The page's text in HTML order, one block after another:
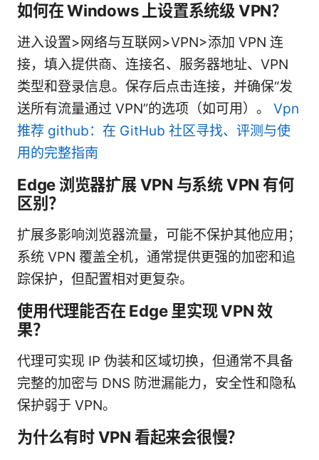
如何在 Windows 上设置系统级 VPN？
进入设置>网络与互联网>VPN>添加 VPN 连
接，填入提供商、连接名、服务器地址、VPN
类型和登录信息。保存后点击连接，并确保“发
送所有流量通过 VPN”的选项（如可用）。 Vpn
推荐 github：在 GitHub 社区寻找、评测与使
用的完整指南
Edge 浏览器扩展 VPN 与系统 VPN 有何
区别？
扩展多影响浏览器流量，可能不保护其他应用；
系统 VPN 覆盖全机，通常提供更强的加密和追
踪保护，但配置相对更复杂。
使用代理能否在 Edge 里实现 VPN 效
果？
代理可实现 IP 伪装和区域切换，但通常不具备
完整的加密与 DNS 防泄漏能力，安全性和隐私
保护弱于 VPN。
为什么有时 VPN 看起来会很慢？